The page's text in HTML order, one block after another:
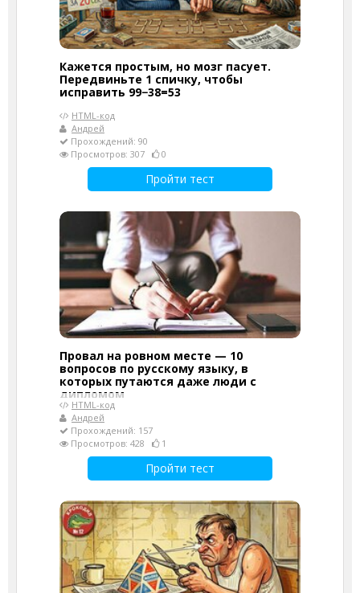
Кажется простым, но мозг пасует.
Передвиньте 1 спичку, чтобы
исправить 99−38=53
HTML-код
Андрей
Прохождений: 90
Просмотров: 307
0
Пройти тест
Провал на ровном месте — 10
вопросов по русскому языку, в
которых путаются даже люди с
дипломом
HTML-код
Андрей
Прохождений: 157
Просмотров: 428
1
Пройти тест